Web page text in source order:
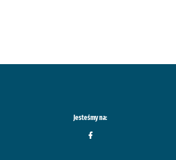
Jesteśmy na: